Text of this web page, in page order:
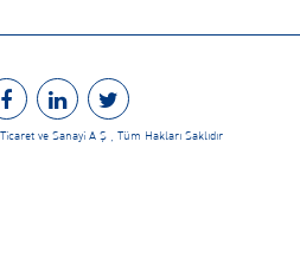
ve Sanayi A.Ş., Tüm Hakları Saklıdır.